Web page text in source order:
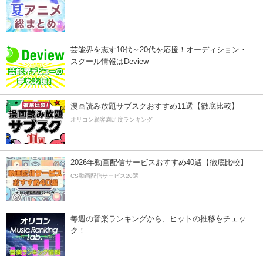
芸能界を志す10代～20代を応援！オーディション・
スクール情報はDeview
漫画読み放題サブスクおすすめ11選【徹底比較】
オリコン顧客満足度ランキング
2026年動画配信サービスおすすめ40選【徹底比較】
CS動画配信サービス20選
毎週の音楽ランキングから、ヒットの推移をチェッ
ク！